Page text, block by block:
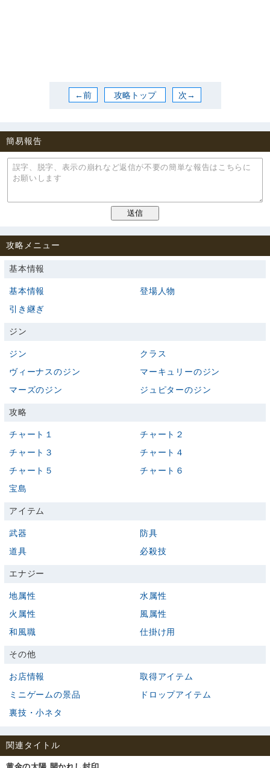
←前 攻略トップ 次→
簡易報告
攻略メニュー
基本情報
基本情報
登場人物
引き継ぎ
ジン
ジン
クラス
ヴィーナスのジン
マーキュリーのジン
マーズのジン
ジュピターのジン
攻略
チャート１
チャート２
チャート３
チャート４
チャート５
チャート６
宝島
アイテム
武器
防具
道具
必殺技
エナジー
地属性
水属性
火属性
風属性
和風職
仕掛け用
その他
お店情報
取得アイテム
ミニゲームの景品
ドロップアイテム
裏技・小ネタ
関連タイトル